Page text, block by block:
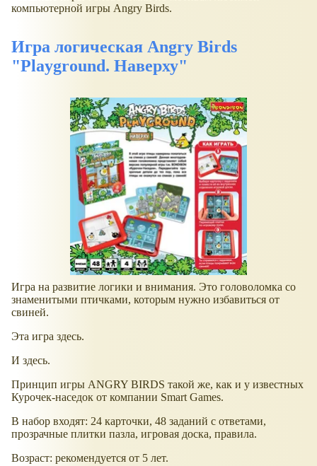
компьютерной игры Angry Birds.
Игра логическая Angry Birds
"Playground. Наверху"
Игра на развитие логики и внимания. Это головоломка со
знаменитыми птичками, которым нужно избавиться от
свиней.
Эта игра здесь.
И здесь.
Принцип игры ANGRY BIRDS такой же, как и у известных
Курочек-наседок от компании Smart Games.
В набор входят: 24 карточки, 48 заданий с ответами,
прозрачные плитки пазла, игровая доска, правила.
Возраст: рекомендуется от 5 лет.